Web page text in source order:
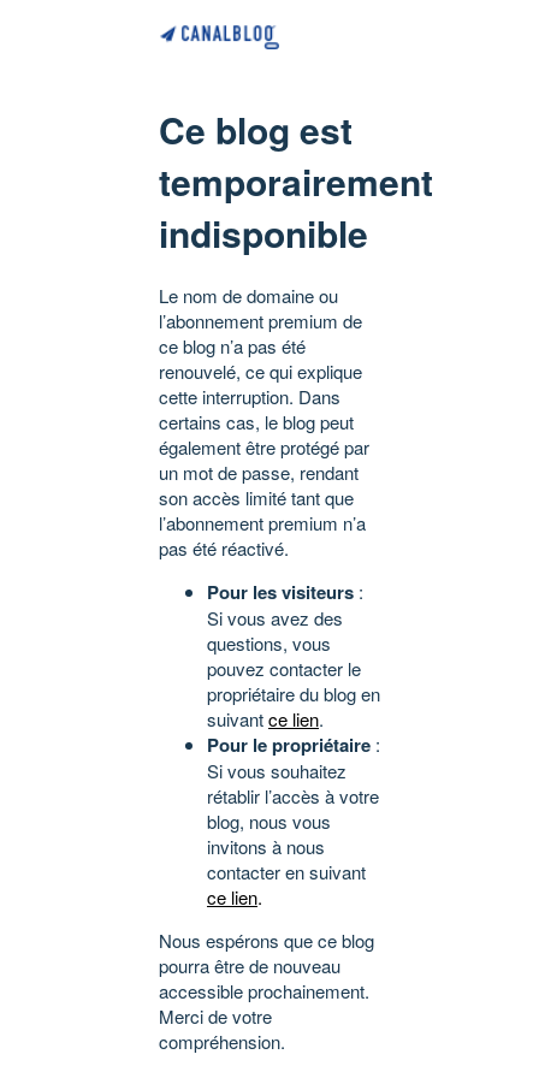
Ce blog est
temporairement
indisponible
Le nom de domaine ou
l’abonnement premium de
ce blog n’a pas été
renouvelé, ce qui explique
cette interruption. Dans
certains cas, le blog peut
également être protégé par
un mot de passe, rendant
son accès limité tant que
l’abonnement premium n’a
pas été réactivé.
Pour les visiteurs :
Si vous avez des
questions, vous
pouvez contacter le
propriétaire du blog en
suivantce lien.
Pour le propriétaire :
Si vous souhaitez
rétablir l’accès à votre
blog, nous vous
invitons à nous
contacter en suivant
ce lien.
Nous espérons que ce blog
pourra être de nouveau
accessible prochainement.
Merci de votre
compréhension.